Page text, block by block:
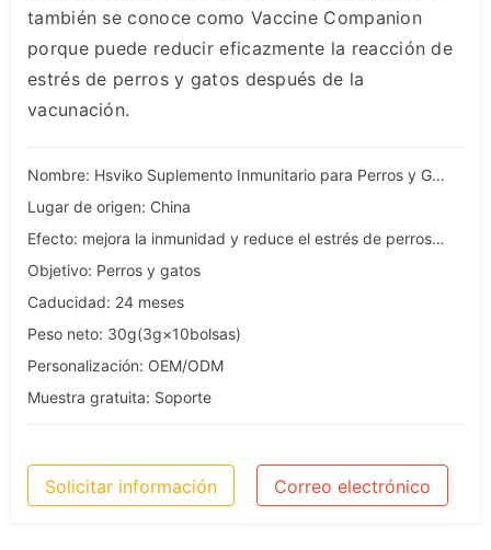
también se conoce como Vaccine Companion
porque puede reducir eficazmente la reacción de
estrés de perros y gatos después de la
vacunación.
Nombre: Hsviko Suplemento Inmunitario para Perros y Gatos
Lugar de origen: China
Efecto: mejora la inmunidad y reduce el estrés de perros y gatos
Objetivo: Perros y gatos
Caducidad: 24 meses
Peso neto: 30g(3g×10bolsas)
Personalización: OEM/ODM
Muestra gratuita: Soporte
Solicitar información Correo electrónico